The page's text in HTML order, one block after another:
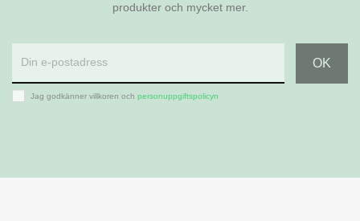
produkter och mycket mer.
Jag godkänner villkoren och personuppgiftspolicyn